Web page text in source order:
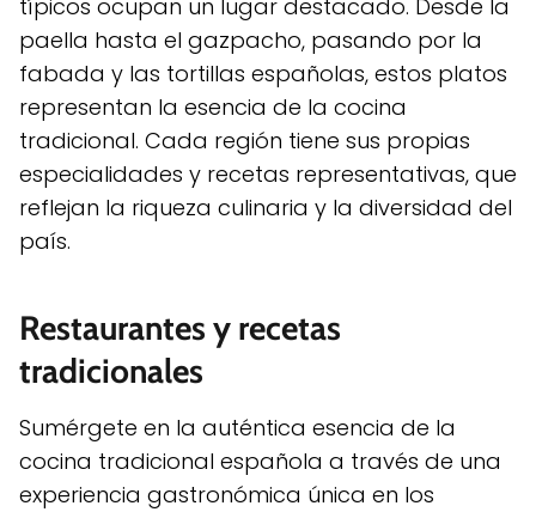
típicos ocupan un lugar destacado. Desde la
paella hasta el gazpacho, pasando por la
fabada y las tortillas españolas, estos platos
representan la esencia de la cocina
tradicional. Cada región tiene sus propias
especialidades y recetas representativas, que
reflejan la riqueza culinaria y la diversidad del
país.
Restaurantes y recetas
tradicionales
Sumérgete en la auténtica esencia de la
cocina tradicional española a través de una
experiencia gastronómica única en los